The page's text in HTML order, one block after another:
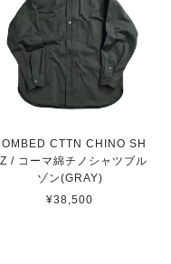
CTTN CHINO SH
/ コーマ綿チノシャツブル
ゾン(GRAY)
¥38,500